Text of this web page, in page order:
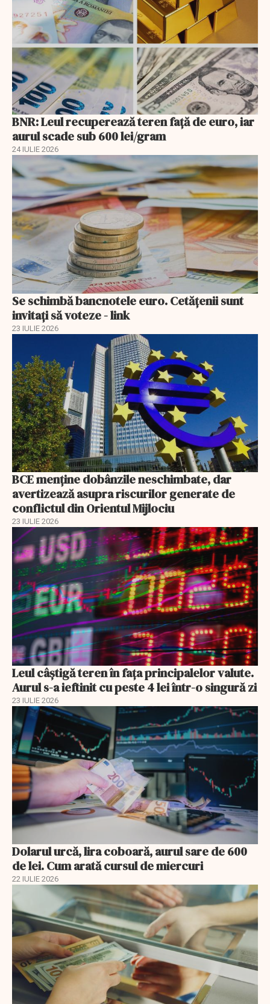
BNR: Leul recuperează teren faţă de euro, iar
aurul scade sub 600 lei/gram
24 IULIE 2026
Se schimbă bancnotele euro. Cetățenii sunt
invitați să voteze - link
23 IULIE 2026
BCE menține dobânzile neschimbate, dar
avertizează asupra riscurilor generate de
conflictul din Orientul Mijlociu
23 IULIE 2026
Leul câștigă teren în fața principalelor valute.
Aurul s-a ieftinit cu peste 4 lei într-o singură zi
23 IULIE 2026
Dolarul urcă, lira coboară, aurul sare de 600
de lei. Cum arată cursul de miercuri
22 IULIE 2026